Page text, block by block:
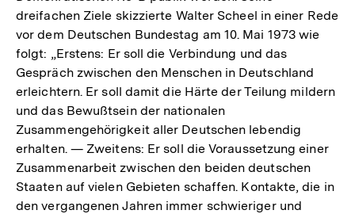
dreifachen Ziele skizzierte Walter Scheel in einer Rede
vor dem Deutschen Bundestag am 10. Mai 1973 wie
folgt: „Erstens: Er soll die Verbindung und das
Gespräch zwischen den Menschen in Deutschland
erleichtern. Er soll damit die Härte der Teilung mildern
und das Bewußtsein der nationalen
Zusammengehörigkeit aller Deutschen lebendig
erhalten. — Zweitens: Er soll die Voraussetzung einer
Zusammenarbeit zwischen den beiden deutschen
Staaten auf vielen Gebieten schaffen. Kontakte, die in
den vergangenen Jahren immer schwieriger und